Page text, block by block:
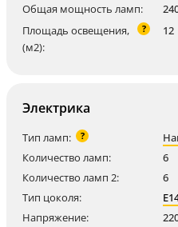
Общая мощность ламп:
Площадь освещения,
(м2):
? 12
Электрика
Тип ламп: ?
Количество ламп:
6
Количество ламп 2:
6
Тип цоколя:
Напряжение: